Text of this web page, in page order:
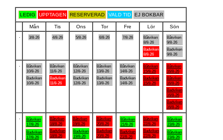
LEDIG UPPTAGEN RESERVERAD VALD TID EJ BOKBAR
Mån Tis Ons Tor Fre Lör
Sön
3/8-26 4/8-26 5/8-26 6/8-26 7/8-26
Båtviken
8/8-26
Badviken
8/8-26
Båtviken
9/8-26
Badviken
9/8-26
Båtviken
10/8-26
Badviken
10/8-26
Båtviken
11/8-26
Badviken
11/8-26
Båtviken
12/8-26
Badviken
12/8-26
Båtviken
13/8-26
Badviken
13/8-26
Båtviken
14/8-26
Badviken
14/8-26
Båtviken
15/8-26
Badviken
15/8-26
Båtviken
16/8-26
Båtviken
16/8-26
Badviken
16/8-26
Badviken
16/8-26
Båtviken
17/8-26
Badviken
17/8-26
Båtviken
18/8-26
Badviken
18/8-26
Båtviken
19/8-26
Badviken
19/8-26
Båtviken
20/8-26
Badviken
20/8-26
Båtviken
21/8-26
Badviken
21/8-26
Båtviken
22/8-26
Badviken
22/8-26
Båtviken
23/8-26
Båtviken
23/8-26